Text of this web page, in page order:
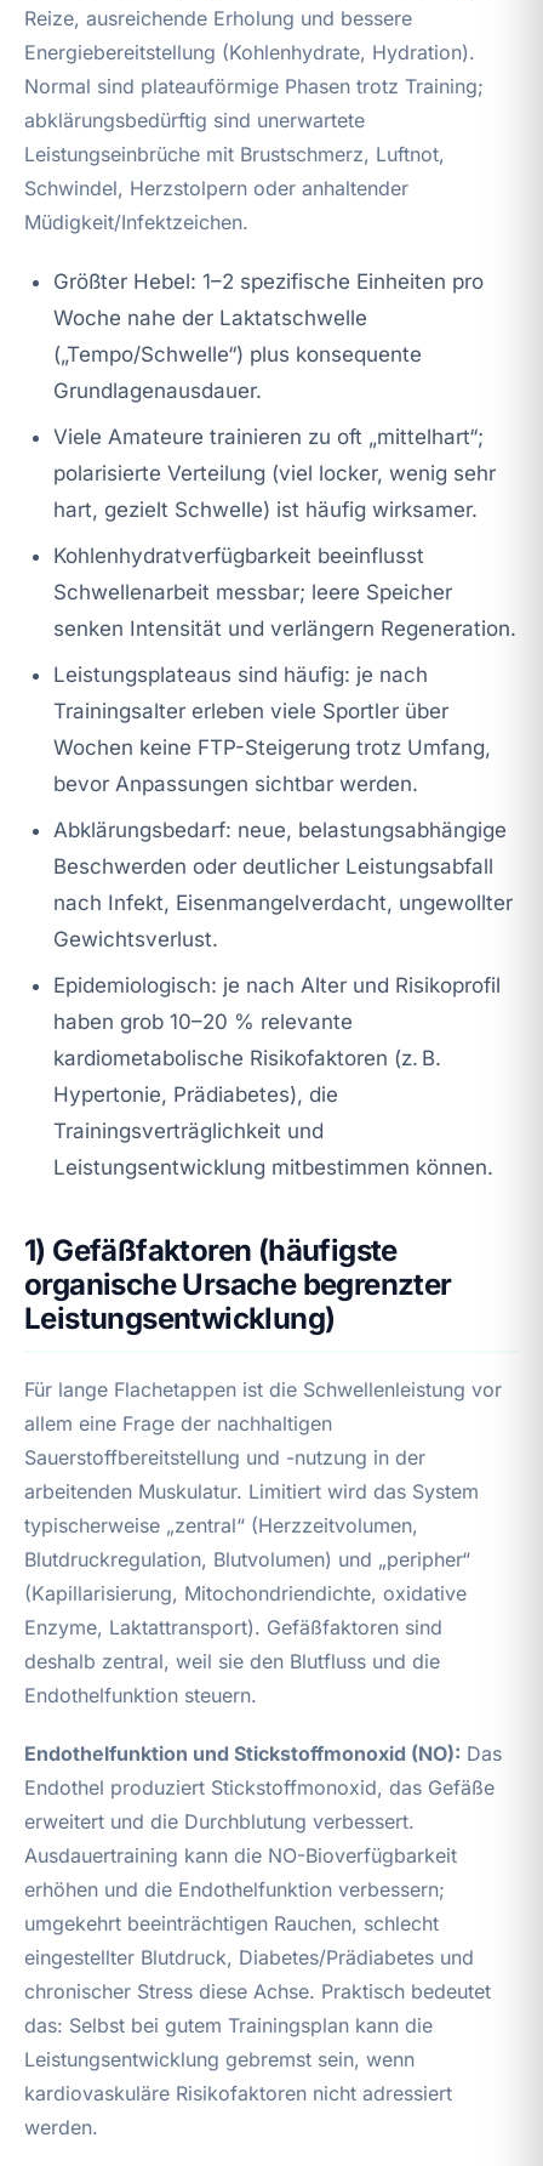
Reize, ausreichende Erholung und bessere
Energiebereitstellung (Kohlenhydrate, Hydration).
Normal sind plateauförmige Phasen trotz Training;
abklärungsbedürftig sind unerwartete
Leistungseinbrüche mit Brustschmerz, Luftnot,
Schwindel, Herzstolpern oder anhaltender
Müdigkeit/Infektzeichen.
Größter Hebel: 1–2 spezifische Einheiten pro
Woche nahe der Laktatschwelle
(„Tempo/Schwelle“) plus konsequente
Grundlagenausdauer.
Viele Amateure trainieren zu oft „mittelhart“;
polarisierte Verteilung (viel locker, wenig sehr
hart, gezielt Schwelle) ist häufig wirksamer.
Kohlenhydratverfügbarkeit beeinflusst
Schwellenarbeit messbar; leere Speicher
senken Intensität und verlängern Regeneration.
Leistungsplateaus sind häufig: je nach
Trainingsalter erleben viele Sportler über
Wochen keine FTP-Steigerung trotz Umfang,
bevor Anpassungen sichtbar werden.
Abklärungsbedarf: neue, belastungsabhängige
Beschwerden oder deutlicher Leistungsabfall
nach Infekt, Eisenmangelverdacht, ungewollter
Gewichtsverlust.
Epidemiologisch: je nach Alter und Risikoprofil
haben grob 10–20 % relevante
kardiometabolische Risikofaktoren (z. B.
Hypertonie, Prädiabetes), die
Trainingsverträglichkeit und
Leistungsentwicklung mitbestimmen können.
1) Gefäßfaktoren (häufigste
organische Ursache begrenzter
Leistungsentwicklung)
Für lange Flachetappen ist die Schwellenleistung vor
allem eine Frage der nachhaltigen
Sauerstoffbereitstellung und -nutzung in der
arbeitenden Muskulatur. Limitiert wird das System
typischerweise „zentral“ (Herzzeitvolumen,
Blutdruckregulation, Blutvolumen) und „peripher“
(Kapillarisierung, Mitochondriendichte, oxidative
Enzyme, Laktattransport). Gefäßfaktoren sind
deshalb zentral, weil sie den Blutfluss und die
Endothelfunktion steuern.
Endothelfunktion und Stickstoffmonoxid (NO): Das
Endothel produziert Stickstoffmonoxid, das Gefäße
erweitert und die Durchblutung verbessert.
Ausdauertraining kann die NO-Bioverfügbarkeit
erhöhen und die Endothelfunktion verbessern;
umgekehrt beeinträchtigen Rauchen, schlecht
eingestellter Blutdruck, Diabetes/Prädiabetes und
chronischer Stress diese Achse. Praktisch bedeutet
das: Selbst bei gutem Trainingsplan kann die
Leistungsentwicklung gebremst sein, wenn
kardiovaskuläre Risikofaktoren nicht adressiert
werden.